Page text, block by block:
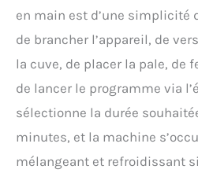
en main est d’une simplicité
de brancher l’appareil, de
la cuve, de placer la pale, de
de lancer le programme via
sélectionne la durée
minutes, et la machine
mélangeant et refroidissant